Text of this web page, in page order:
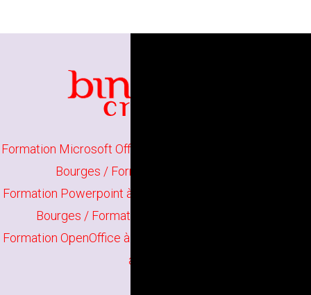
Formation Microsoft Office à Bourges
Bourges / Formation Excel à Bourges
Formation Powerpoint à Bourges
Bourges / Formation Google Apps à Bourges
Formation OpenOffice à Bourges
à Bourges